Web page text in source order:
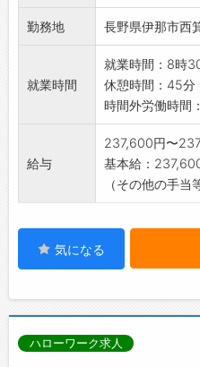
そのうちの組立
レンチやドライ
業務の変更範囲:
勤務地 長野県伊那市西
就業時間
就業時間：8時
休憩時間：45分
時間外労働時間
給与
237,600円〜
基本給：
（その他の手当
気になる
ハローワーク求人